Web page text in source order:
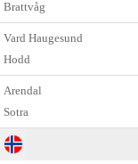
Brattvåg
Vard Haugesund
Hodd
Arendal
Sotra